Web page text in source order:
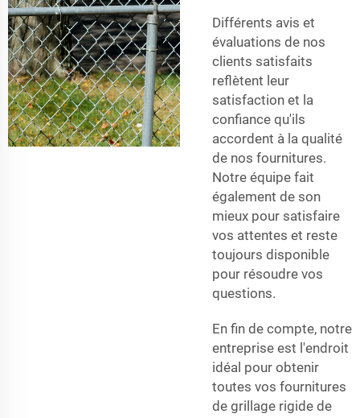
Différents avis et
évaluations de nos
clients satisfaits
reflètent leur
satisfaction et la
confiance qu'ils
accordent à la qualité
de nos fournitures.
Notre équipe fait
également de son
mieux pour satisfaire
vos attentes et reste
toujours disponible
pour résoudre vos
questions.
En fin de compte, notre
entreprise est l'endroit
idéal pour obtenir
toutes vos fournitures
de grillage rigide de